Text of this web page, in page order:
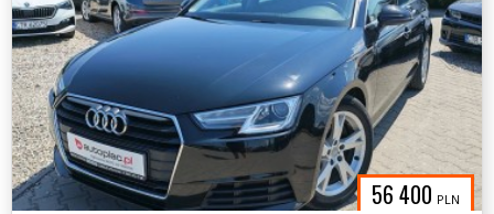
56 400 PLN